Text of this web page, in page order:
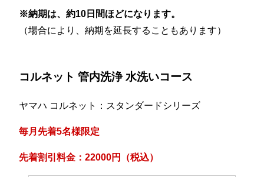
※納期は、約10日間ほどになります。
（場合により、納期を延長することもあります）
コルネット 管内洗浄 水洗いコース
ヤマハ コルネット：スタンダードシリーズ
毎月先着5名様限定
先着割引料金：22000円（税込）